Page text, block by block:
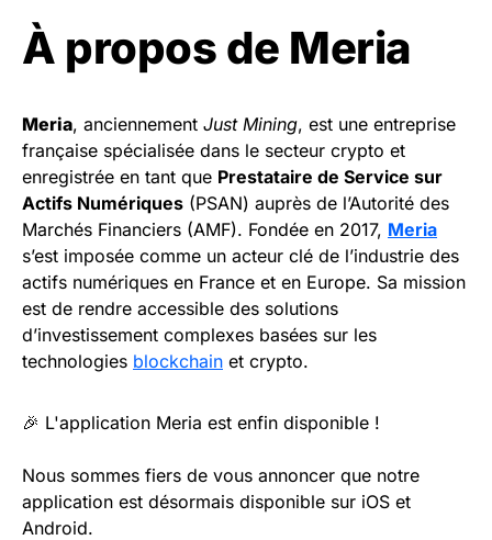
À propos de Meria
Meria, anciennement Just Mining, est une entreprise
française spécialisée dans le secteur crypto et
enregistrée en tant que Prestataire de Service sur
Actifs Numériques (PSAN) auprès de l’Autorité des
Marchés Financiers (AMF). Fondée en 2017, Meria
s’est imposée comme un acteur clé de l’industrie des
actifs numériques en France et en Europe. Sa mission
est de rendre accessible des solutions
d’investissement complexes basées sur les
technologies blockchain et crypto.
🎉 L'application Meria est enfin disponible !
Nous sommes fiers de vous annoncer que notre
application est désormais disponible sur iOS et
Android.